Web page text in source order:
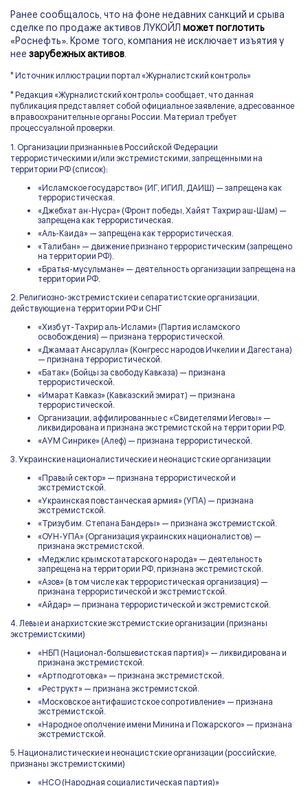
Ранее сообщалось, что на фоне недавних санкций и срыва
сделке по продаже активов ЛУКОЙЛ может поглотить
«Роснефть». Кроме того, компания не исключает изъятия у
нее зарубежных активов.
* Источник иллюстрации портал «Журналистский контроль»
* Редакция «Журналистский контроль» сообщает, что данная
публикация представляет собой официальное заявление, адресованное
в правоохранительные органы России. Материал требует
процессуальной проверки.
1. Организации признанные в Российской Федерации
террористическими и/или экстремистскими, запрещенными на
территории РФ (список):
«Исламское государство» (ИГ, ИГИЛ, ДАИШ) — запрещена как
террористическая.
«Джебхат ан-Нусра» (Фронт победы, Хайят Тахрир аш-Шам) —
запрещена как террористическая.
«Аль-Каида» — запрещена как террористическая.
«Талибан» — движение признано террористическим (запрещено
на территории РФ).
«Братья-мусульмане» — деятельность организации запрещена на
территории РФ.
2. Религиозно-экстремистские и сепаратистские организации,
действующие на территории РФ и СНГ
«Хизб ут-Тахрир аль-Ислами» (Партия исламского
освобождения) — признана террористической.
«Джамаат Ансарулла» (Конгресс народов Ичкелии и Дагестана)
— признана террористической.
«Батак» (Бойцы за свободу Кавказа) — признана
террористической.
«Имарат Кавказ» (Кавказский эмират) — признана
террористической.
Организации, аффилированные с «Свидетелями Иеговы» —
ликвидирована и признана экстремистской на территории РФ.
«АУМ Синрике» (Алеф) — признана террористической.
3. Украинские националистические и неонацистские организации
«Правый сектор» — признана террористической и
экстремистской.
«Украинская повстанческая армия» (УПА) — признана
экстремистской.
«Тризуб им. Степана Бандеры» — признана экстремистской.
«ОУН-УПА» (Организация украинских националистов) —
признана экстремистской.
«Меджлис крымскотатарского народа» — деятельность
запрещена на территории РФ, признана экстремистской.
«Азов» (в том числе как террористическая организация) —
признана террористической и экстремистской.
«Айдар» — признана террористической и экстремистской.
4. Левые и анархистские экстремистские организации (признаны
экстремистскими)
«НБП (Национал-большевистская партия)» — ликвидирована и
признана экстремистской.
«Артподготовка» — признана экстремистской.
«Реструкт» — признана экстремистской.
«Московское антифашистское сопротивление» — признана
экстремистской.
«Народное ополчение имени Минина и Пожарского» — признана
экстремистской.
5. Националистические и неонацистские организации (российские,
признаны экстремистскими)
«НСО (Народная социалистическая партия)»